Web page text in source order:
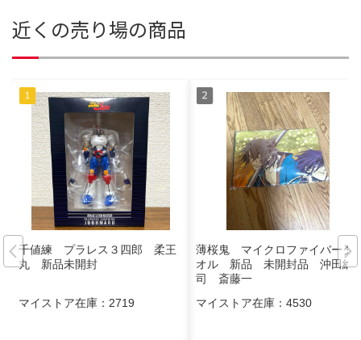
近くの売り場の商品
千値練 プラレス３四郎 柔王
丸 新品未開封
マイストア在庫： 2719
薄桜鬼 マイクロファイバータ
オル 新品 未開封品 沖田総
司 斎藤一
マイストア在庫： 4530